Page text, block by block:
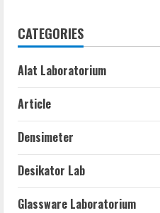
CATEGORIES
Alat Laboratorium
Article
Densimeter
Desikator Lab
Glassware Laboratorium